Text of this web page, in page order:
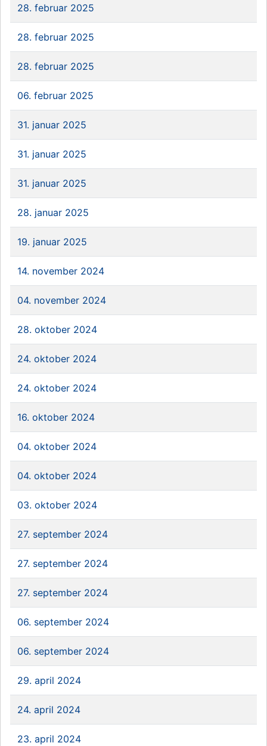
28. februar 2025
28. februar 2025
28. februar 2025
06. februar 2025
31. januar 2025
31. januar 2025
31. januar 2025
28. januar 2025
19. januar 2025
14. november 2024
04. november 2024
28. oktober 2024
24. oktober 2024
24. oktober 2024
16. oktober 2024
04. oktober 2024
04. oktober 2024
03. oktober 2024
27. september 2024
27. september 2024
27. september 2024
06. september 2024
06. september 2024
29. april 2024
24. april 2024
23. april 2024